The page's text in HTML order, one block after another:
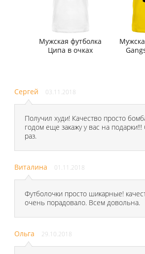
Мужская футболка
Ципа в очках
Сергей 03.11.2018
Получил худи! Качество просто
годом еще закажу у вас на
раз.
Виталина 01.11.2018
Футболочки просто шикарные!
очень порадовало. Всем довольна.
Ольга 29.10.2018